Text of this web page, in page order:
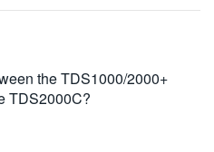
the TDS1000/2000+
TDS2000C?